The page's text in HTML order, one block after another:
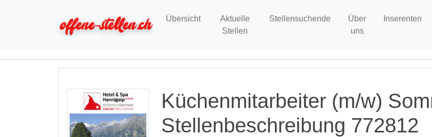
Übersicht
Aktuelle
Stellen
Stellensuchende
Über
uns
Inserenten
Küchenmitarbeiter (m/w)
Stellenbeschreibung 772812